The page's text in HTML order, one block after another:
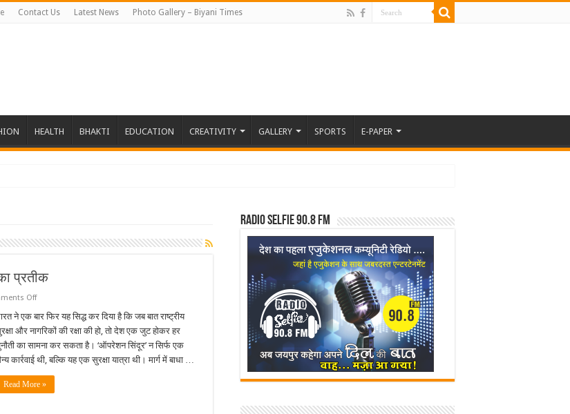
Contact Us Latest News Photo Gallery – Biyani Times
HEALTH BHAKTI EDUCATION CREATIVITY GALLERY SPORTS E-PAPER
हुई बियानी ग्रुप ऑफ कॉलेजेज
प्रतीक
Offon
सिंदूर:
भारत
की
एकजुटता
और
वीरता
प्रतीक
ने एक बार फिर यह सिद्ध कर दिया है कि जब बात राष्ट्रीय
और नागरिकों की रक्षा की हो, तो देश एक जुट होकर हर
का सामना कर सकता है। ‘ऑपरेशन सिंदूर’ न सिर्फ एक
कार्रवाई थी, बल्कि यह एक सुरक्षा यात्रा थी। मार्ग में बाधा …
Read More »
Radio Selfie 90.8 FM